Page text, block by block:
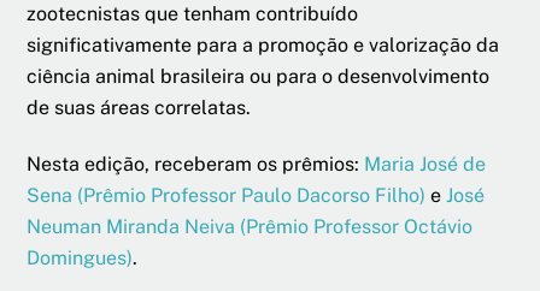
zootecnistas que tenham contribuído
significativamente para a promoção e valorização da
ciência animal brasileira ou para o desenvolvimento
de suas áreas correlatas.
Nesta edição, receberam os prêmios: Maria José de
Sena (Prêmio Professor Paulo Dacorso Filho) eJosé
Neuman Miranda Neiva (Prêmio Professor Octávio
Domingues).